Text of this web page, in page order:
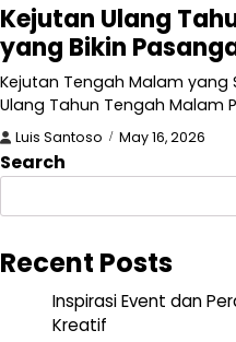
Kejutan Ulang
yang Bikin
Kejutan Tengah Malam yang
Ulang Tahun Tengah Malam
Luis Santoso May 16, 2026
Search
Recent Posts
Inspirasi Event dan
Kreatif